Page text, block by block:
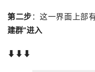
第二步 ：这一界面上部
建群”进入
⬇⬇⬇